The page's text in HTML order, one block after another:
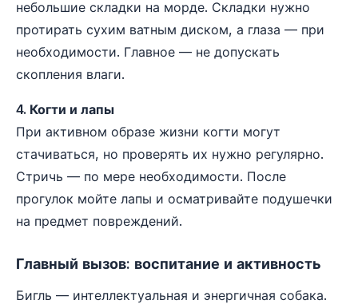
небольшие складки на морде. Складки нужно
протирать сухим ватным диском, а глаза — при
необходимости. Главное — не допускать
скопления влаги.
4. Когти и лапы
При активном образе жизни когти могут
стачиваться, но проверять их нужно регулярно.
Стричь — по мере необходимости. После
прогулок мойте лапы и осматривайте подушечки
на предмет повреждений.
Главный вызов: воспитание и активность
Бигль — интеллектуальная и энергичная собака.